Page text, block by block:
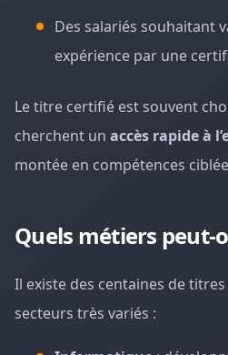
Des salariés souhaitant
expérience par une
Le titre certifié est souvent
cherchent un accès rapide à
montée en compétences
Quels métiers peut-
Il existe des centaines de
secteurs très variés :